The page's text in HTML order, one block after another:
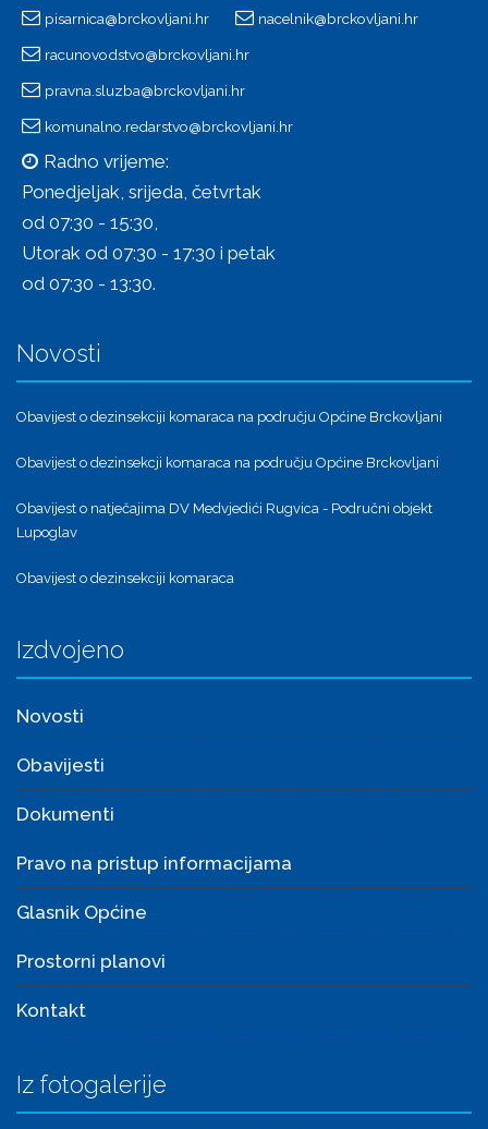
pisarnica@brckovljani.hr nacelnik@brckovljani.hr
racunovodstvo@brckovljani.hr
pravna.sluzba@brckovljani.hr
komunalno.redarstvo@brckovljani.hr
Radno vrijeme:
Ponedjeljak, srijeda, četvrtak
od 07:30 - 15:30,
Utorak od 07:30 - 17:30 i petak
od 07:30 - 13:30.
Novosti
Obavijest o dezinsekciji komaraca na području Općine Brckovljani
Obavijest o dezinsekcji komaraca na području Općine Brckovljani
Obavijest o natječajima DV Medvjedići Rugvica - Područni objekt
Lupoglav
Obavijest o dezinsekciji komaraca
Izdvojeno
Novosti
Obavijesti
Dokumenti
Pravo na pristup informacijama
Glasnik Općine
Prostorni planovi
Kontakt
Iz fotogalerije